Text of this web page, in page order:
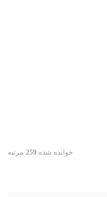
خوانده شده 259 مرتبه